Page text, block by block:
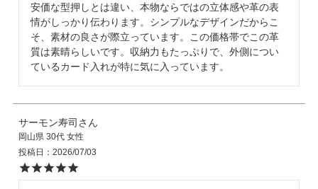
FOLLOW US
安価な型押しとは違い、本物ならではの立体感や革の表
情がしっかり伝わります。シンプルなデザインだからこ
そ、素材の良さが際立っています。この価格帯でこの革
質は素晴らしいです。収納力もたっぷりで、外側につい
ているカード入れが特に気に入っています。
サーモン寿司
岡山県 30代 女性
投稿日
2026/07/03